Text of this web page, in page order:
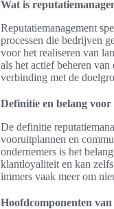
Wat is
Reputatiemanagement
processen die bedrijven
voor het realiseren van
als het actief beheren
verbinding met de
Definitie en belang voor
De definitie
vooruitplannen en
ondernemers is het
klantloyaliteit en kan
immers vaak meer om
Hoofdcomponenten